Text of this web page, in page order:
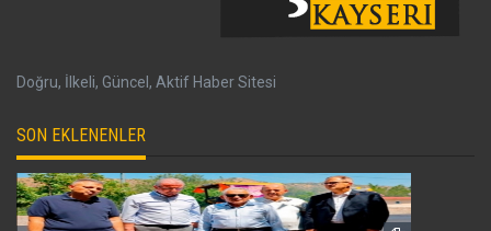
Doğru, İlkeli, Güncel, Aktif Haber Sitesi
SON EKLENENLER